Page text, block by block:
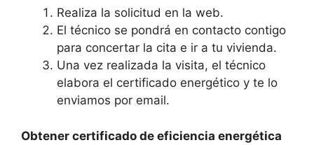
Realiza la solicitud en la web.
El técnico se pondrá en contacto contigo
para concertar la cita e ir a tu vivienda.
Una vez realizada la visita, el técnico
elabora el certificado energético y te lo
enviamos por email.
Obtener certificado de eficiencia energética